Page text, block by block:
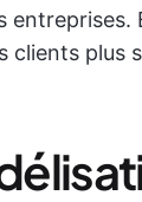
plus